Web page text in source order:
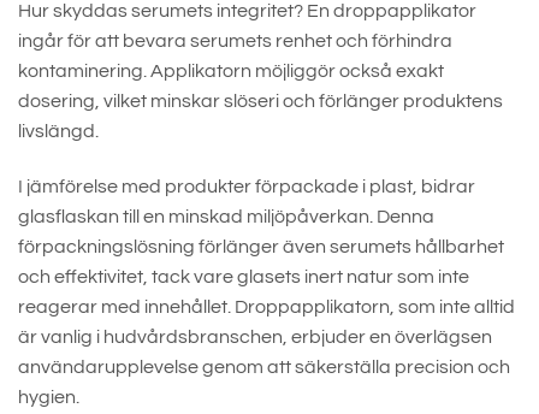
Hur skyddas serumets integritet? En droppapplikator
ingår för att bevara serumets renhet och förhindra
kontaminering. Applikatorn möjliggör också exakt
dosering, vilket minskar slöseri och förlänger produktens
livslängd.
I jämförelse med produkter förpackade i plast, bidrar
glasflaskan till en minskad miljöpåverkan. Denna
förpackningslösning förlänger även serumets hållbarhet
och effektivitet, tack vare glasets inert natur som inte
reagerar med innehållet. Droppapplikatorn, som inte alltid
är vanlig i hudvårdsbranschen, erbjuder en överlägsen
användarupplevelse genom att säkerställa precision och
hygien.